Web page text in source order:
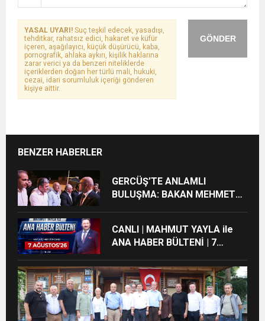
GÖNDER
YASAL UYARI! Suç teşkil edecek, yasadışı,
tehditkar, rahatsız edici, hakaret ve küfür
içeren, aşağılayıcı, küçük düşürücü, kaba,
pornografik, ahlaka aykırı, kişilik haklarına
zarar verici ya da benzeri niteliklerde
içeriklerden doğan her türlü mali, hukuki,
cezai, idari sorumluluk içeriği gönderen
kişiye aittir.
BENZER HABERLER
GERCÜŞ’TE ANLAMLI
BULUŞMA: BAKAN MEHMET
CANLI | MAHMUT YAYLA ile
ANA HABER BÜLTENİ | 7